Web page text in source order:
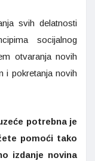
svih delatnosti
socijalnog
otvaranja novih
i pokretanja novih
potrebna je
pomoći tako
izdanje novina